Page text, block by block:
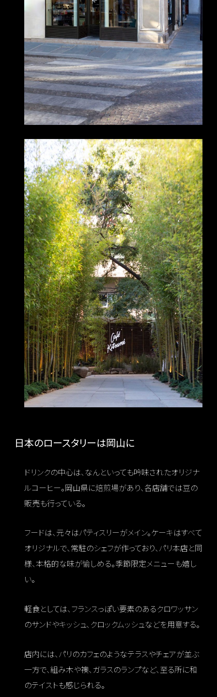
日本のロースタリーは岡山に
ドリンクの中心は、なんといっても吟味されたオリジナ
ルコーヒー。岡山県に焙煎場があり、各店舗では豆の
販売も行っている。
フードは、元々はパティスリーがメイン。ケーキはすべて
オリジナルで、常駐のシェフが作っており、パリ本店と同
様、本格的な味が愉しめる。季節限定メニューも嬉し
い。
軽食としては、フランスっぽい要素のあるクロワッサン
のサンドやキッシュ、クロックムッシュなどを用意する。
店内には、パリのカフェのようなテラスやチェアが並ぶ
一方で、組み木や襖、ガラスのランプなど、至る所に和
のテイストも感じられる。